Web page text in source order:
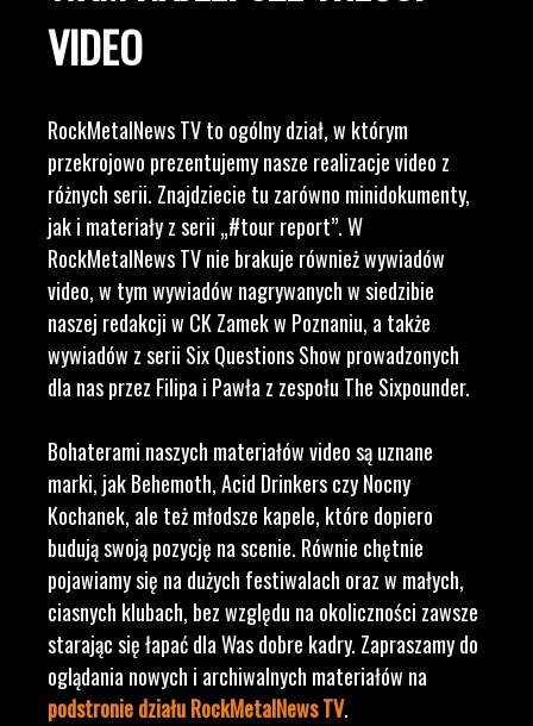
VIDEO
RockMetalNews TV to ogólny dział, w którym
przekrojowo prezentujemy nasze realizacje video z
różnych serii. Znajdziecie tu zarówno minidokumenty,
jak i materiały z serii „#tour report”. W
RockMetalNews TV nie brakuje również wywiadów
video, w tym wywiadów nagrywanych w siedzibie
naszej redakcji w CK Zamek w Poznaniu, a także
wywiadów z serii Six Questions Show prowadzonych
dla nas przez Filipa i Pawła z zespołu The Sixpounder.
Bohaterami naszych materiałów video są uznane
marki, jak Behemoth, Acid Drinkers czy Nocny
Kochanek, ale też młodsze kapele, które dopiero
budują swoją pozycję na scenie. Równie chętnie
pojawiamy się na dużych festiwalach oraz w małych,
ciasnych klubach, bez względu na okoliczności zawsze
starając się łapać dla Was dobre kadry. Zapraszamy do
oglądania nowych i archiwalnych materiałów na
podstronie działu RockMetalNews TV.